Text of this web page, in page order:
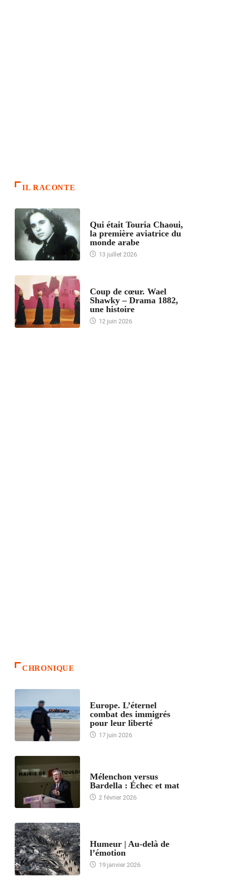
IL RACONTE
Qui était Touria Chaoui,
la première aviatrice du
monde arabe
13 juillet 2026
Coup de cœur. Wael
Shawky – Drama 1882,
une histoire
12 juin 2026
CHRONIQUE
Europe. L’éternel
combat des immigrés
pour leur liberté
17 juin 2026
Mélenchon versus
Bardella : Échec et mat
2 février 2026
Humeur | Au-delà de
l’émotion
19 janvier 2026